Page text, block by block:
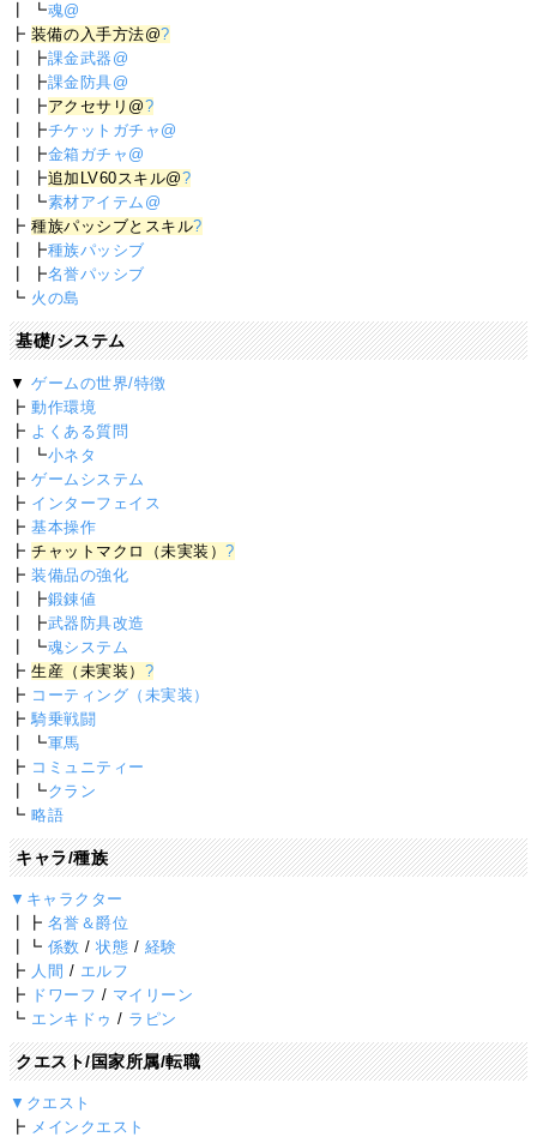
┃ ┗魂@
┣装備の入手方法@?
┃ ┣課金武器@
┃ ┣課金防具@
┃ ┣アクセサリ@?
┃ ┣チケットガチャ@
┃ ┣金箱ガチャ@
┃ ┣追加LV60スキル@?
┃ ┗素材アイテム@
┣種族パッシブとスキル?
┃ ┣種族パッシブ
┃ ┣名誉パッシブ
┗ 火の島
基礎/システム
▼ゲームの世界/特徴
┣動作環境
┣ よくある質問
┃ ┗小ネタ
┣ゲームシステム
┣ インターフェイス
┣基本操作
┣チャットマクロ（未実装）?
┣装備品の強化
┃ ┣鍛錬値
┃ ┣武器防具改造
┃ ┗魂システム
┣生産（未実装） ?
┣ コーティング（未実装）
┣騎乗戦闘
┃ ┗軍馬
┣ コミュニティー
┃ ┗クラン
┗略語
キャラ/種族
▼キャラクター
┃┣ 名誉＆爵位
┃┗ 係数 /状態 / 経験
┣ 人間 / エルフ
┣ ドワーフ / マイリーン
┗ エンキドゥ / ラピン
クエスト/国家所属/転職
▼クエスト
┣ メインクエスト